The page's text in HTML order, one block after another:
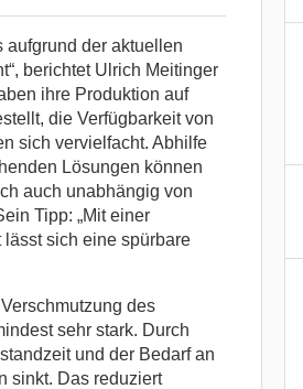
aufgrund der aktuellen
berichtet Ulrich Meitinger
ihre Produktion auf
die Verfügbarkeit von
sich vervielfacht. Abhilfe
Lösungen können
auch unabhängig von
Tipp: „Mit einer
sich eine spürbare
des
sehr stark. Durch
und der Bedarf an
sinkt. Das reduziert